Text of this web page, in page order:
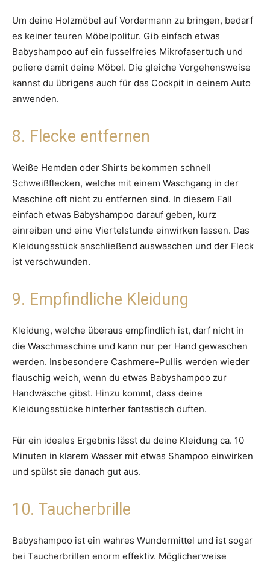
Um deine Holzmöbel auf Vordermann zu bringen, bedarf
es keiner teuren Möbelpolitur. Gib einfach etwas
Babyshampoo auf ein fusselfreies Mikrofasertuch und
poliere damit deine Möbel. Die gleiche Vorgehensweise
kannst du übrigens auch für das Cockpit in deinem Auto
anwenden.
8. Flecke entfernen
Weiße Hemden oder Shirts bekommen schnell
Schweißflecken, welche mit einem Waschgang in der
Maschine oft nicht zu entfernen sind. In diesem Fall
einfach etwas Babyshampoo darauf geben, kurz
einreiben und eine Viertelstunde einwirken lassen. Das
Kleidungsstück anschließend auswaschen und der Fleck
ist verschwunden.
9. Empfindliche Kleidung
Kleidung, welche überaus empfindlich ist, darf nicht in
die Waschmaschine und kann nur per Hand gewaschen
werden. Insbesondere Cashmere-Pullis werden wieder
flauschig weich, wenn du etwas Babyshampoo zur
Handwäsche gibst. Hinzu kommt, dass deine
Kleidungsstücke hinterher fantastisch duften.
Für ein ideales Ergebnis lässt du deine Kleidung ca. 10
Minuten in klarem Wasser mit etwas Shampoo einwirken
und spülst sie danach gut aus.
10. Taucherbrille
Babyshampoo ist ein wahres Wundermittel und ist sogar
bei Taucherbrillen enorm effektiv. Möglicherweise